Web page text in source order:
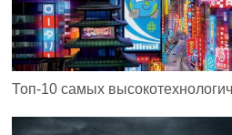
Топ-10 самых